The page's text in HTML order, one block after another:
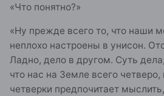
«Что понятно?»
«Ну прежде всего то, что наши
неплохо настроены в унисон.
Ладно, дело в другом. Суть
что нас на Земле всего
четверки предпочитает